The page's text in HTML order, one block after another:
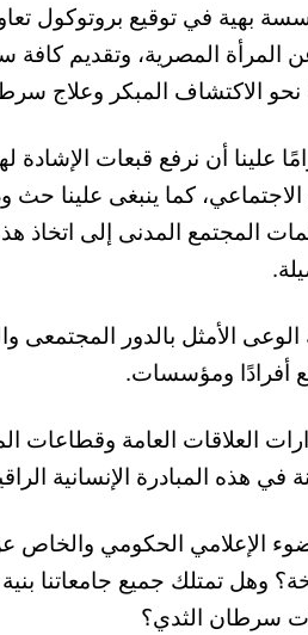
بهية في توقيع بروتوكول
المرأة المصرية، وتقديم كافة
نحو الاكتشاف المبكر وعلاج
علينا أن نرفع قبعات
الاجتماعي، كما ينبغى علينا
المجتمع المدنى إلى اتخاذ
الأمثل بالدور المجتمعى
أفرادًا ومؤسسات.
العلاقات العامة وقطاعات
في هذه المبادرة الإنسانية
الإعلامي الحكومي والخاص
وهل تمتلك جميع جامعاتنا
سرطان الثدي؟